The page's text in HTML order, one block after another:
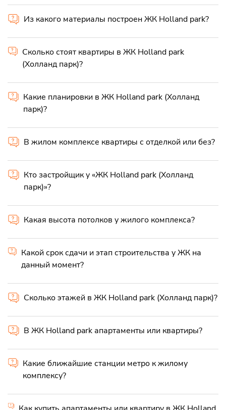
Из какого материалы построен ЖК Holland park?
Сколько стоят квартиры в ЖК Holland park
(Холланд парк)?
Какие планировки в ЖК Holland park (Холланд
парк)?
В жилом комплексе квартиры с отделкой или без?
Кто застройщик у «ЖК Holland park (Холланд
парк)»?
Какая высота потолков у жилого комплекса?
Какой срок сдачи и этап строительства у ЖК на
данный момент?
Сколько этажей в ЖК Holland park (Холланд парк)?
В ЖК Holland park апартаменты или квартиры?
Какие ближайшие станции метро к жилому
комплексу?